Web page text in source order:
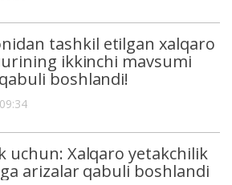
tashkil etilgan xalqaro
ikkinchi mavsumi
boshlandi!
uchun: Xalqaro yetakchilik
arizalar qabuli boshlandi